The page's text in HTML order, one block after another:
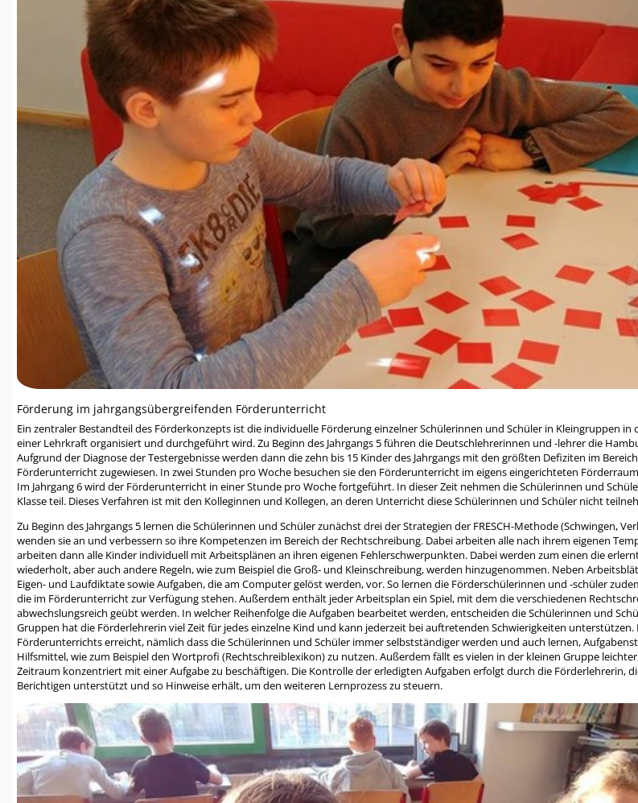
Förderung im jahrgangsübergreifenden Förderunterricht
Ein zentraler Bestandteil des Förderkonzepts ist die individuelle Förderung einzelner Schülerinnen und Schüler in Kleingruppen in
einer Lehrkraft organisiert und durchgeführt wird. Zu Beginn des Jahrgangs 5 führen die Deutschlehrerinnen und -lehrer die
Aufgrund der Diagnose der Testergebnisse werden dann die zehn bis 15 Kinder des Jahrgangs mit den größten Defiziten im
Förderunterricht zugewiesen. In zwei Stunden pro Woche besuchen sie den Förderunterricht im eigens eingerichteten
Im Jahrgang 6 wird der Förderunterricht in einer Stunde pro Woche fortgeführt. In dieser Zeit nehmen die Schülerinnen und
Klasse teil. Dieses Verfahren ist mit den Kolleginnen und Kollegen, an deren Unterricht diese Schülerinnen und Schüler nicht
Zu Beginn des Jahrgangs 5 lernen die Schülerinnen und Schüler zunächst drei der Strategien der FRESCH-Methode (Schwingen,
wenden sie an und verbessern so ihre Kompetenzen im Bereich der Rechtschreibung. Dabei arbeiten alle nach ihrem eigenen
arbeiten dann alle Kinder individuell mit Arbeitsplänen an ihren eigenen Fehlerschwerpunkten. Dabei werden zum einen die
wiederholt, aber auch andere Regeln, wie zum Beispiel die Groß- und Kleinschreibung, werden hinzugenommen. Neben
Eigen- und Laufdiktate sowie Aufgaben, die am Computer gelöst werden, vor. So lernen die Förderschülerinnen und -schüler
die im Förderunterricht zur Verfügung stehen. Außerdem enthält jeder Arbeitsplan ein Spiel, mit dem die verschiedenen
abwechslungsreich geübt werden. In welcher Reihenfolge die Aufgaben bearbeitet werden, entscheiden die Schülerinnen und
Gruppen hat die Förderlehrerin viel Zeit für jedes einzelne Kind und kann jederzeit bei auftretenden Schwierigkeiten unterstützen.
Förderunterrichts erreicht, nämlich dass die Schülerinnen und Schüler immer selbstständiger werden und auch lernen,
Hilfsmittel, wie zum Beispiel den Wortprofi (Rechtschreiblexikon) zu nutzen. Außerdem fällt es vielen in der kleinen Gruppe
Zeitraum konzentriert mit einer Aufgabe zu beschäftigen. Die Kontrolle der erledigten Aufgaben erfolgt durch die Förderlehrerin,
Berichtigen unterstützt und so Hinweise erhält, um den weiteren Lernprozess zu steuern.